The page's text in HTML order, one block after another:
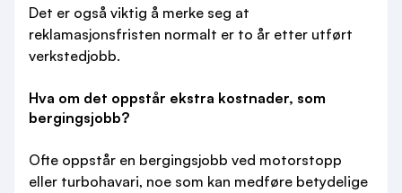
Det er også viktig å merke seg at
reklamasjonsfristen normalt er to år etter utført
verkstedjobb.
Hva om det oppstår ekstra kostnader, som
bergingsjobb?
Ofte oppstår en bergingsjobb ved motorstopp
eller turbohavari, noe som kan medføre betydelige